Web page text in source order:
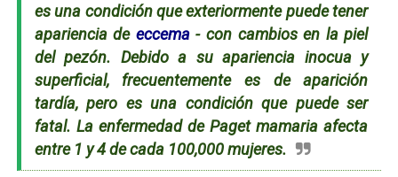
es una condición que exteriormente puede tener
apariencia de eccema- con cambios en la piel
del pezón. Debido a su apariencia inocua y
superficial, frecuentemente es de aparición
tardía, pero es una condición que puede ser
fatal. La enfermedad de Paget mamaria afecta
entre 1 y 4 de cada 100,000 mujeres.